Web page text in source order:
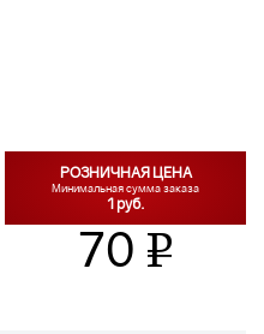
РОЗНИЧНАЯ ЦЕНА
Минимальная сумма заказа
1 руб.
70 v